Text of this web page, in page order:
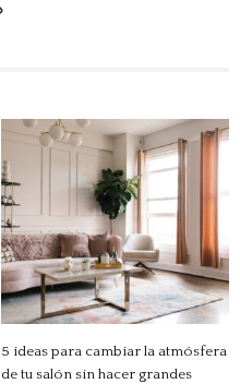
5 ideas para cambiar la atmósfera
de tu salón sin hacer grandes